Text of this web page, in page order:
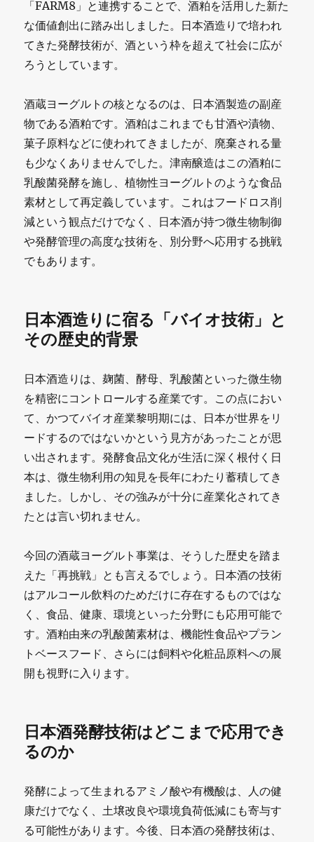
の
バ
ー
ャ
ル
酒
蔵
「月
面
酒
〜
Lunar
を
公
式
ロ
ー
ン
に
「FARM8」と連携することで、酒粕を活用した新た
な価値創出に踏み出しました。日本酒造りで培われ
てきた発酵技術が、酒という枠を超えて社会に広が
ろうとしています。
酒蔵ヨーグルトの核となるのは、日本酒製造の副産
物である酒粕です。酒粕はこれまでも甘酒や漬物、
菓子原料などに使われてきましたが、廃棄される量
も少なくありませんでした。津南醸造はこの酒粕に
乳酸菌発酵を施し、植物性ヨーグルトのような食品
素材として再定義しています。これはフードロス削
減という観点だけでなく、日本酒が持つ微生物制御
や発酵管理の高度な技術を、別分野へ応用する挑戦
でもあります。
日本酒造りに宿る「バイオ技術」と
その歴史的背景
日本酒造りは、麹菌、酵母、乳酸菌といった微生物
を精密にコントロールする産業です。この点におい
て、かつてバイオ産業黎明期には、日本が世界をリ
ードするのではないかという見方があったことが思
い出されます。発酵食品文化が生活に深く根付く日
本は、微生物利用の知見を長年にわたり蓄積してき
ました。しかし、その強みが十分に産業化されてき
たとは言い切れません。
今回の酒蔵ヨーグルト事業は、そうした歴史を踏ま
えた「再挑戦」とも言えるでしょう。日本酒の技術
はアルコール飲料のためだけに存在するものではな
く、食品、健康、環境といった分野にも応用可能で
す。酒粕由来の乳酸菌素材は、機能性食品やプラン
トベースフード、さらには飼料や化粧品原料への展
開も視野に入ります。
日本酒発酵技術はどこまで応用でき
るのか
発酵によって生まれるアミノ酸や有機酸は、人の健
康だけでなく、土壌改良や環境負荷低減にも寄与す
る可能性があります。今後、日本酒の発酵技術は、